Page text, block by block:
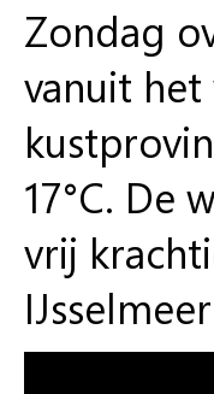
Zondag
vanuit
17°C. De
vrij